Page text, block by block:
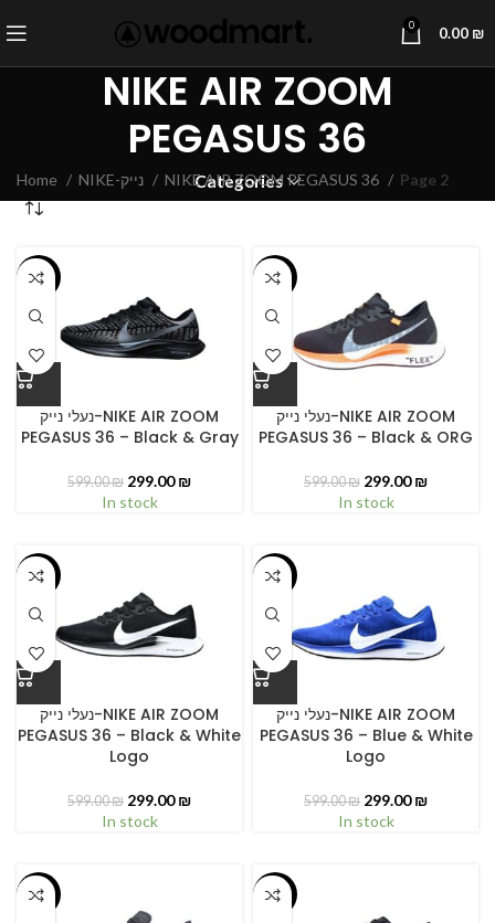
0 0.00 ₪
NIKE AIR ZOOM
PEGASUS 36
Categories
Home NIKE AIR ZOOM PEGASUS 36 Page 2
-50%
נעלי נייק-NIKE AIR ZOOM
PEGASUS 36 – Black & Gray
599.00₪ 299.00₪
In stock
-50%
נעלי נייק-NIKE AIR ZOOM
PEGASUS 36 – Black & ORG
599.00₪ 299.00₪
In stock
-50%
נעלי נייק-NIKE AIR ZOOM
PEGASUS 36 – Black & White
Logo
599.00₪ 299.00₪
In stock
-50%
נעלי נייק-NIKE AIR ZOOM
PEGASUS 36 – Blue & White
Logo
599.00₪ 299.00₪
In stock
-50% -50%